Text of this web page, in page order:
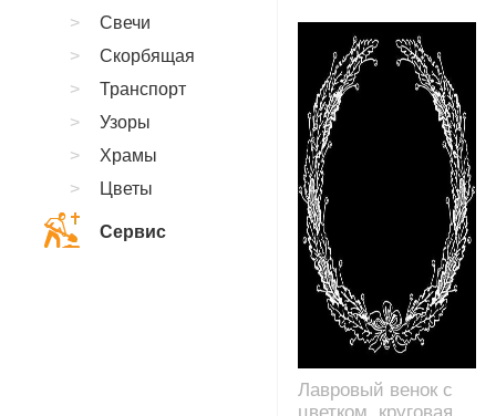
Лавровый венок с
Свечи
Скорбящая
Транспорт
Узоры
Храмы
Цветы
Сервис